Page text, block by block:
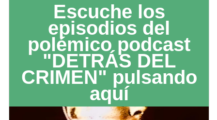
Escuche los
episodios del
polémico podcast
"DETRÁS DEL
CRIMEN" pulsando
aquí